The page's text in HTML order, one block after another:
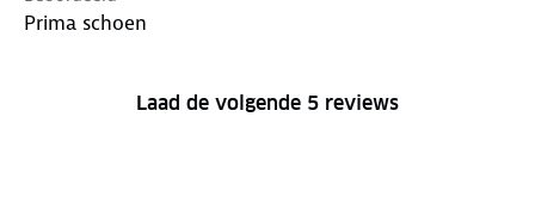
Prima schoen
Laad de volgende 5 reviews